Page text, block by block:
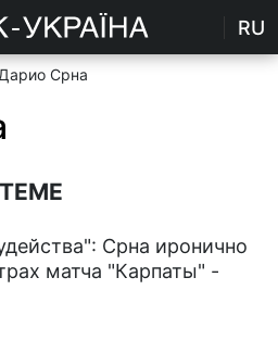
RU
Срна
Срна иронично
матча "Карпаты" -